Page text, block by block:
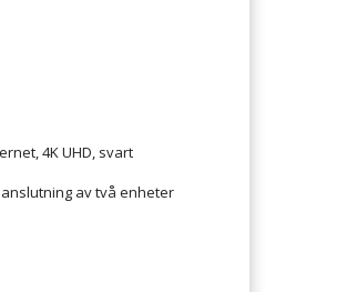
4K UHD, svart
av två enheter